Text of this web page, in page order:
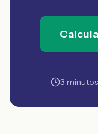
3 minutos